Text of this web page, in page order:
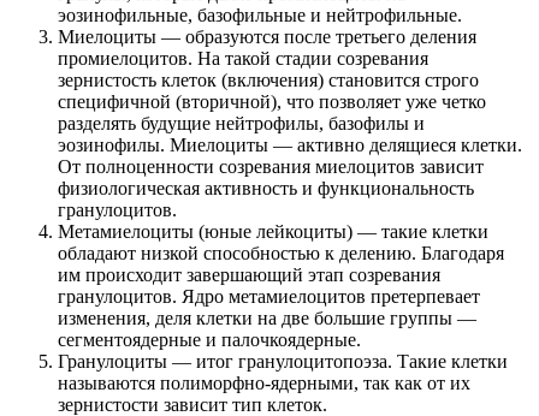
эозинофильные, базофильные и нейтрофильные.
Миелоциты — образуются после третьего деления
промиелоцитов. На такой стадии созревания
зернистость клеток (включения) становится строго
специфичной (вторичной), что позволяет уже четко
разделять будущие нейтрофилы, базофилы и
эозинофилы. Миелоциты — активно делящиеся клетки.
От полноценности созревания миелоцитов зависит
физиологическая активность и функциональность
гранулоцитов.
Метамиелоциты (юные лейкоциты) — такие клетки
обладают низкой способностью к делению. Благодаря
им происходит завершающий этап созревания
гранулоцитов. Ядро метамиелоцитов претерпевает
изменения, деля клетки на две большие группы —
сегментоядерные и палочкоядерные.
Гранулоциты — итог гранулоцитопоэза. Такие клетки
называются полиморфно-ядерными, так как от их
зернистости зависит тип клеток.